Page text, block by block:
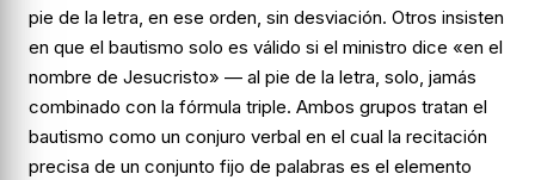
pie de la letra, en ese orden, sin desviación. Otros insisten
en que el bautismo solo es válido si el ministro dice «en el
nombre de Jesucristo» — al pie de la letra, solo, jamás
combinado con la fórmula triple. Ambos grupos tratan el
bautismo como un conjuro verbal en el cual la recitación
precisa de un conjunto fijo de palabras es el elemento